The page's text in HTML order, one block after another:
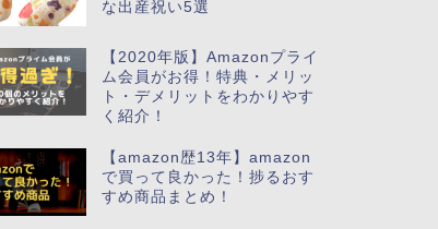
な出産祝い5選
【2020年版】Amazonプライ
ム会員がお得！特典・メリッ
ト・デメリットをわかりやす
く紹介！
【amazon歴13年】amazon
で買って良かった！捗るおす
すめ商品まとめ！